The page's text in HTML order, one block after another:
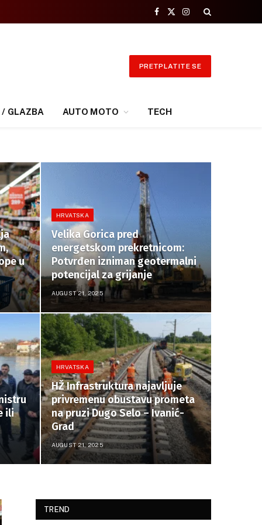
Facebook
X
Instagram
PRETPLATITE SE
/ GLAZBA AUTO MOTO TECH
u
ili
HRVATSKA
Velika Gorica pred
energetskom prekretnicom:
Potvrđen izniman geotermalni
potencijal za grijanje
AUGUST 21, 2025
HRVATSKA
HŽ Infrastruktura najavljuje
privremenu obustavu prometa
na pruzi Dugo Selo – Ivanić-
Grad
AUGUST 21, 2025
TREND